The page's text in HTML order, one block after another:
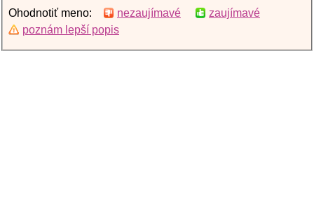
Ohodnotiť meno: nezaujímavé
zaujímavé
poznám lepší popis